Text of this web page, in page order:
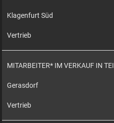
Klagenfurt Süd
Vertrieb
MITARBEITER* IM VERKAUF IN
Gerasdorf
Vertrieb